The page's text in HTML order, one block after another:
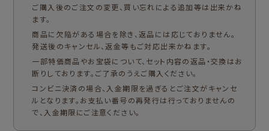
ご購入後のご注文の変更、買い忘れによる追加等は出来かね
ます。
商品に欠陥がある場合を除き、返品には応じておりません。
発送後のキャンセル、返金等もご対応出来かねます。
一部特価商品やお宝袋について、セット内容の返品・交換はお
断りしております。ご了承のうえご購入ください。
コンビニ決済の場合、入金期限を過ぎるとご注文がキャンセ
ルとなります。お支払い番号の再発行は行っておりませんの
で、入金期限にご注意ください。